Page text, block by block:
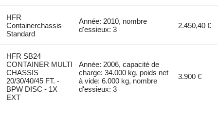
HFR
Containerchassis
Standard
Année: 2010, nombre
d'essieux: 3
2.450,40 €
HFR SB24
CONTAINER MULTI
CHASSIS
20/30/40/45 FT. -
BPW DISC - 1X
EXT
Année: 2006, capacité de
charge: 34.000 kg, poids net
à vide: 6.000 kg, nombre
d'essieux: 3
3.900 €